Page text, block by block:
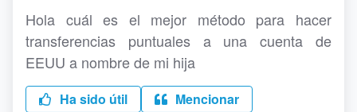
Hola cuál es el mejor método para hacer
transferencias puntuales a una cuenta de
EEUU a nombre de mi hija
Ha sido útil Mencionar